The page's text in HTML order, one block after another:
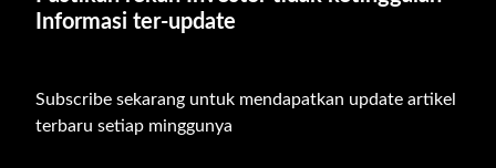
Informasi ter-update
Subscribe sekarang untuk mendapatkan update artikel
terbaru setiap minggunya